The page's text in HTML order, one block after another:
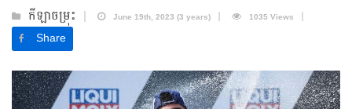
កីឡាចម្រុះ June 19th, 2023 (3 years) 1035 Views
Share